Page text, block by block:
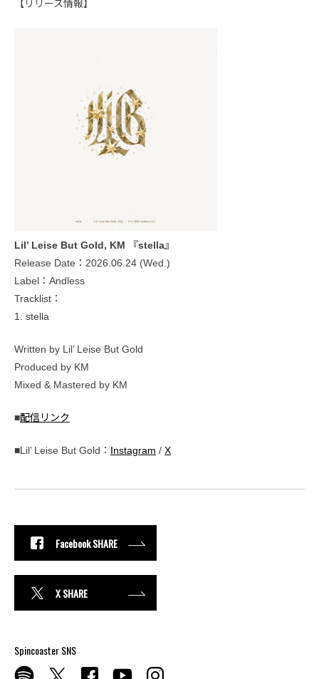
【リリース情報】
Lil’ Leise But Gold, KM 『stella』
Release Date：2026.06.24 (Wed.)
Label：Andless
Tracklist：
1. stella
Written by Lil’ Leise But Gold
Produced by KM
Mixed & Mastered by KM
■配信リンク
■Lil’ Leise But Gold： Instagram / X
Facebook SHARE
X SHARE
Spincoaster SNS